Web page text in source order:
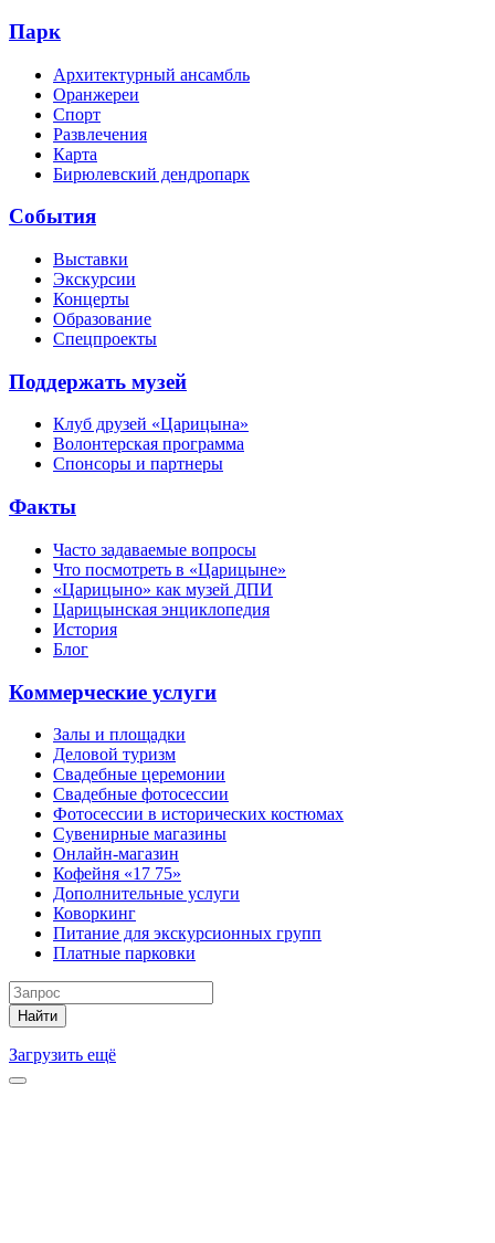
Парк
Архитектурный ансамбль
Оранжереи
Спорт
Развлечения
Карта
Бирюлевский дендропарк
События
Выставки
Экскурсии
Концерты
Образование
Спецпроекты
Поддержать музей
Клуб друзей «Царицына»
Волонтерская программа
Спонсоры и партнеры
Факты
Часто задаваемые вопросы
Что посмотреть в «Царицыне»
«Царицыно» как музей ДПИ
Царицынская энциклопедия
История
Блог
Коммерческие услуги
Залы и площадки
Деловой туризм
Свадебные церемонии
Свадебные фотосессии
Фотосессии в исторических костюмах
Сувенирные магазины
Онлайн-магазин
Кофейня «17 75»
Дополнительные услуги
Коворкинг
Питание для экскурсионных групп
Платные парковки
Найти
Загрузить ещё